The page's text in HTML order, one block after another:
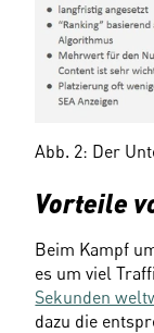
Abb. 2: Der
Vorteile
Beim Kampf
es um viel
Sekunden
dazu die